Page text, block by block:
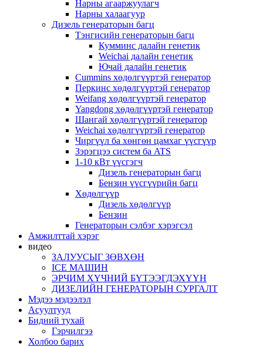
Нарны агааржуулагч
Нарны халаагуур
Дизель генераторын багц
Тэнгисийн генераторын багц
Кумминс далайн генетик
Weichai далайн генетик
Ючай далайн генетик
Cummins хөдөлгүүртэй генератор
Перкинс хөдөлгүүртэй генератор
Weifang хөдөлгүүртэй генератор
Yangdong хөдөлгүүртэй генератор
Шангай хөдөлгүүртэй генератор
Weichai хөдөлгүүртэй генератор
Чиргүүл ба хөнгөн цамхаг үүсгүүр
Зэрэгцээ систем ба ATS
1-10 кВт үүсгэгч
Дизель генераторын багц
Бензин үүсгүүрийн багц
Хөдөлгүүр
Дизель хөдөлгүүр
Бензин
Генераторын сэлбэг хэрэгсэл
Амжилттай хэрэг
видео
ЗАЛУУСЫГ ЗӨВХӨН
ICE МАШИН
ЭРЧИМ ХҮЧНИЙ БҮТЭЭГДЭХҮҮН
ДИЗЕЛИЙН ГЕНЕРАТОРЫН СУРГАЛТ
Мэдээ мэдээлэл
Асуултууд
Бидний тухай
Гэрчилгээ
Холбоо барих